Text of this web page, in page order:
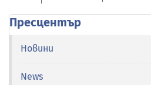
Пресцентър
Новини
News